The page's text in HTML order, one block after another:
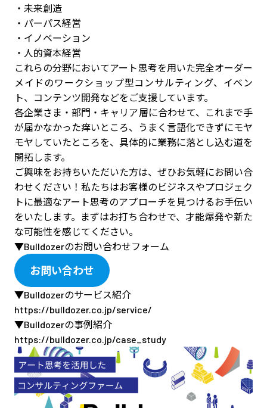
・未来創造
・パーパス経営
・イノベーション
・人的資本経営
これらの分野においてアート思考を用いた完全オーダー
メイドのワークショップ型コンサルティング、イベン
ト、コンテンツ開発などをご支援しています。
各企業さま・部門・キャリア層に合わせて、これまで手
が届かなかった痒いところ、うまく言語化できずにモヤ
モヤしていたところを、具体的に業務に落とし込む道を
開拓します。
ご興味をお持ちいただいた方は、ぜひお気軽にお問い合
わせください！私たちはお客様のビジネスやプロジェク
トに最適なアート思考のアプローチを見つけるお手伝い
をいたします。まずはお打ち合わせで、才能爆発や新た
な可能性を感じてください。
▼Bulldozerのお問い合わせフォーム
お問い合わせ
▼Bulldozerのサービス紹介
https://bulldozer.co.jp/service/
▼Bulldozerの事例紹介
https://bulldozer.co.jp/case_study